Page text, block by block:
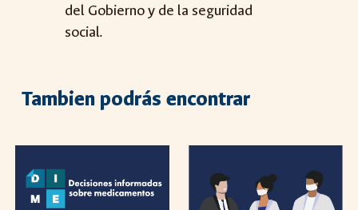
del Gobierno y de la seguridad
social.
Tambien podrás encontrar